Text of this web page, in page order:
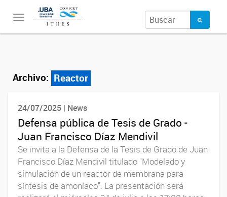
Toggle
Archivo: Reactor
24/07/2025 | News
Defensa pública de Tesis de Grado -
Juan Francisco Díaz Mendivil
Se invita a la Defensa de la Tesis de Grado de Juan
Francisco Díaz Mendivil titulado "Modelado y
simulación de un reactor de membrana para
síntesis de amoníaco". La presentación será